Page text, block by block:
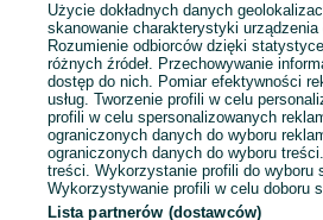
Użycie dokładnych danych
skanowanie charakterystyki
Rozumienie odbiorców dzięki
różnych źródeł. Przechowywanie
dostęp do nich. Pomiar efektywności
usług. Tworzenie profili w celu
profili w celu spersonalizowanych
ograniczonych danych do wyboru
ograniczonych danych do wyboru
treści. Wykorzystanie profili do wyboru
Wykorzystywanie profili w celu doboru
Lista partnerów (dostawców)